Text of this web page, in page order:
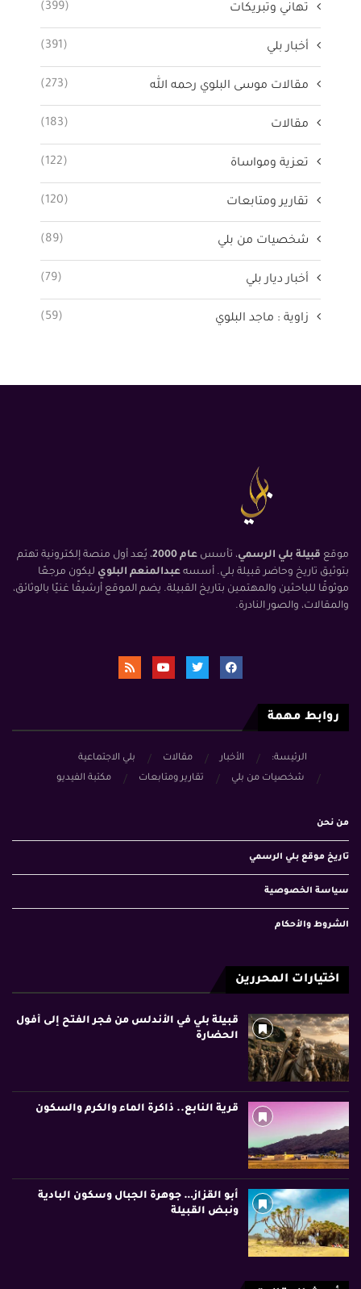
تهاني وتبريكات (399)
أخبار بلي (391)
مقالات موسى البلوي رحمه الله (273)
مقالات (183)
تعزية ومواساة (122)
تقارير ومتابعات (120)
شخصيات من بلي (89)
أخبار ديار بلي (79)
زاوية : ماجد البلوي (59)
موقع قبيلة بلي الرسمي، تأسس عام 2000
، يُعد أول منصة إلكترونية تهتم
بتوثيق تاريخ وحاضر قبيلة بلي. أسسه عبدالمنعم البلوي ليكون مرجعًا
موثوقًا للباحثين والمهتمين بتاريخ القبيلة. يضم الموقع أرشيفًا غنيًا بالوثائق،
والمقالات، والصور النادرة.
روابط مهمة
الرئيسة: الأخبار مقالات
بلي الاجتماعية
شخصيات من بلي
تقارير ومتابعات مكتبة الفيديو
من نحن
تاريخ موقع بلي الرسمي
سياسة الخصوصية
الشروط والأحكام
اختيارات المحررين
قبيلة بلي في الأندلس من فجر الفتح إلى أفول
الحضارة
قرية النابع.. ذاكرة الماء والكرم والسكون
أبو القزاز… جوهرة الجبال وسكون البادية
ونبض القبيلة